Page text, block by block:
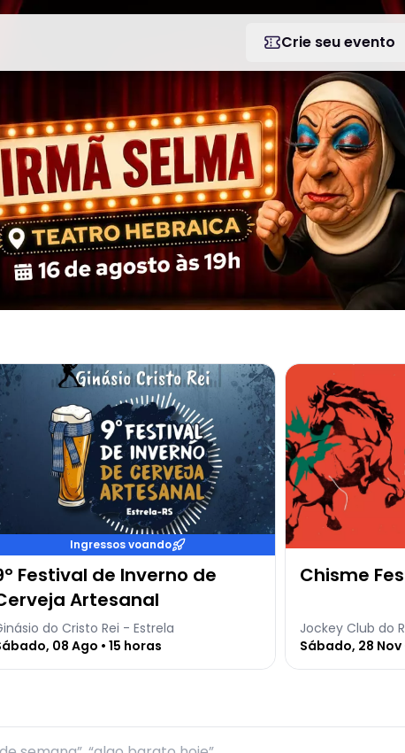
Crie seu evento
EM PORTO ALEGRE
mais sobre 9º Festival de Inverno de Cerveja Artesanal
Ingressos voando
Festival de Inverno de
Artesanal
do Cristo Rei - Estrela
08 Ago • 15 horas
Veja mais sobre
Chisme
Jockey Club do
Sábado, 28 Nov